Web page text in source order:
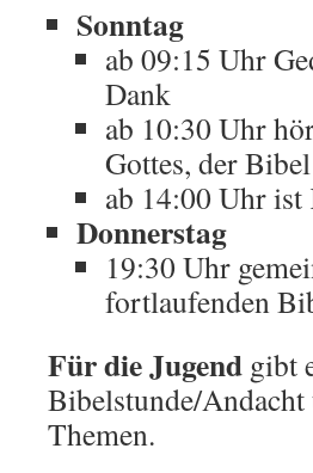
Sonntag
ab 09:15 Uhr
Dank
ab 10:30 Uhr
Gottes, der Bibel
ab 14:00 Uhr ist
Donnerstag
19:30 Uhr
fortlaufenden
Für die Jugend gibt
Bibelstunde/Andacht
Themen.